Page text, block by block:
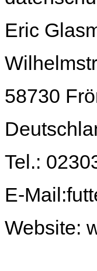
Eric
58730
Tel.:
E-
Website: